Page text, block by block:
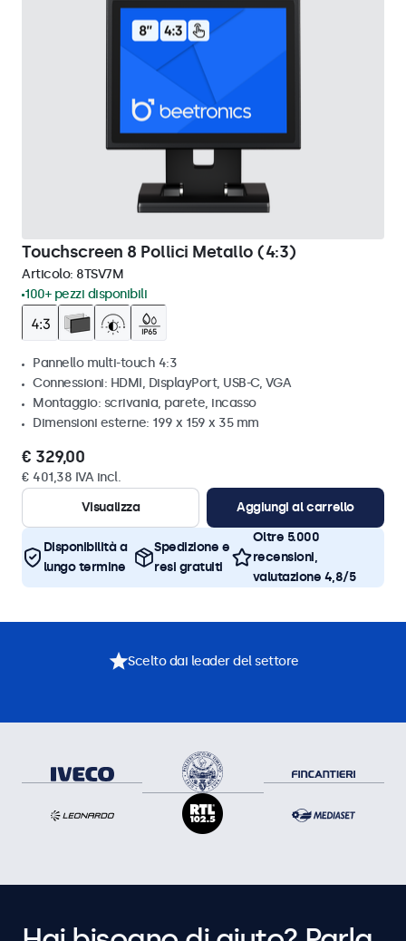
Touchscreen 8 Pollici Metallo (4:3)
Articolo: 8TSV7M
100+ pezzi disponibili
Pannello multi-touch 4:3
Connessioni: HDMI, DisplayPort, USB-C, VGA
Montaggio: scrivania, parete, incasso
Dimensioni esterne: 199 x 159 x 35 mm
€ 329,00
€ 401,38 IVA incl.
Visualizza
Aggiungi al carrello
Disponibilità a
lungo termine
Spedizione e
resi gratuiti
Oltre 5.000
recensioni,
valutazione 4,8/5
Scelto dai leader del settore